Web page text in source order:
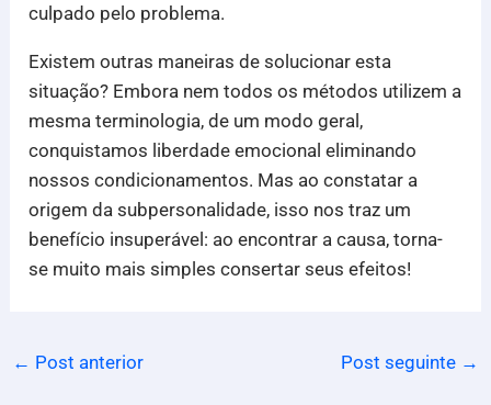
culpado pelo problema.
Existem outras maneiras de solucionar esta
situação? Embora nem todos os métodos utilizem a
mesma terminologia, de um modo geral,
conquistamos liberdade emocional eliminando
nossos condicionamentos. Mas ao constatar a
origem da subpersonalidade, isso nos traz um
benefício insuperável: ao encontrar a causa, torna-
se muito mais simples consertar seus efeitos!
← Post anterior Post seguinte →